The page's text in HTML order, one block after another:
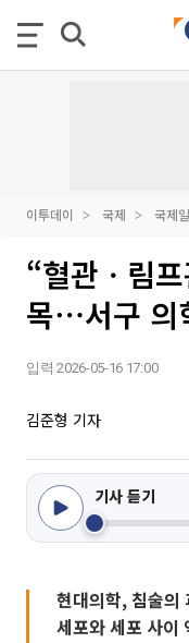
이투데이 국제 국제
“혈관ㆍ림
목⋯서구 의
입력 2026-05-16 17:00
김준형 기자
기사 듣기
현대의학, 침술의
세포와 세포 사이